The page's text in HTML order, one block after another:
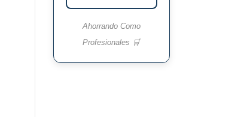
Ahorrando Como
Profesionales 🛒